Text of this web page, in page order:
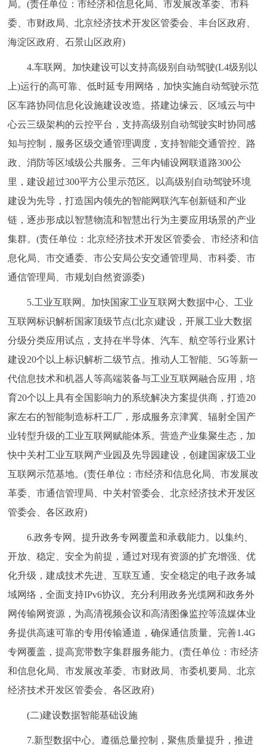
局。(责任单位：市经济和信息化局、市发展改革委、市科
委、市财政局、北京经济技术开发区管委会、丰台区政府、
海淀区政府、石景山区政府)
4.车联网。加快建设可以支持高级别自动驾驶(L4级别以
上)运行的高可靠、低时延专用网络，加快实施自动驾驶示范
区车路协同信息化设施建设改造。搭建边缘云、区域云与中
心云三级架构的云控平台，支持高级别自动驾驶实时协同感
知与控制，服务区级交通管理调度，支持智能交通管控、路
政、消防等区域级公共服务。三年内铺设网联道路300公
里，建设超过300平方公里示范区。以高级别自动驾驶环境
建设为先导，打造国内领先的智能网联汽车创新链和产业
链，逐步形成以智慧物流和智慧出行为主要应用场景的产业
集群。(责任单位：北京经济技术开发区管委会、市经济和信
息化局、市交通委、市公安局公安交通管理局、市科委、市
通信管理局、市规划自然资源委)
5.工业互联网。加快国家工业互联网大数据中心、工业
互联网标识解析国家顶级节点(北京)建设，开展工业大数据
分级分类应用试点，支持在半导体、汽车、航空等行业累计
建设20个以上标识解析二级节点。推动人工智能、5G等新一
代信息技术和机器人等高端装备与工业互联网融合应用，培
育20个以上具有全国影响力的系统解决方案提供商，打造20
家左右的智能制造标杆工厂，形成服务京津冀、辐射全国产
业转型升级的工业互联网赋能体系。营造产业集聚生态，加
快中关村工业互联网产业园及先导园建设，创建国家级工业
互联网示范基地。(责任单位：市经济和信息化局、市发展改
革委、市通信管理局、中关村管委会、北京经济技术开发区
管委会、各区政府)
6.政务专网。提升政务专网覆盖和承载能力。以集约、
开放、稳定、安全为前提，通过对现有资源的扩充增强、优
化升级，建成技术先进、互联互通、安全稳定的电子政务城
域网络，全面支持IPv6协议。充分利用政务光缆网和政务外
网传输网资源，为高清视频会议和高清图像监控等流媒体业
务提供高速可靠的专用传输通道，确保通信质量。完善1.4G
专网覆盖，提高宽带数字集群服务能力。(责任单位：市经济
和信息化局、市发展改革委、市财政局、市委机要局、北京
经济技术开发区管委会、各区政府)
(二)建设数据智能基础设施
7.新型数据中心。遵循总量控制，聚焦质量提升，推进